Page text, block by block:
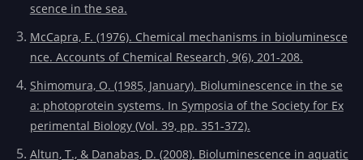
scence in the sea.
McCapra, F. (1976). Chemical mechanisms in bioluminesce
nce. Accounts of Chemical Research, 9(6), 201-208.
Shimomura, O. (1985, January). Bioluminescence in the se
a: photoprotein systems. In Symposia of the Society for Ex
perimental Biology (Vol. 39, pp. 351-372).
Altun, T., & Danabas, D. (2008). Bioluminescence in aquatic